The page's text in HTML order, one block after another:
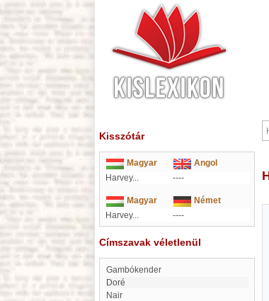
Kisszótár
Magyar
Angol
Harvey...
----
Magyar
Német
Harvey...
----
Címszavak véletlenül
Gambókender
Doré
Nair